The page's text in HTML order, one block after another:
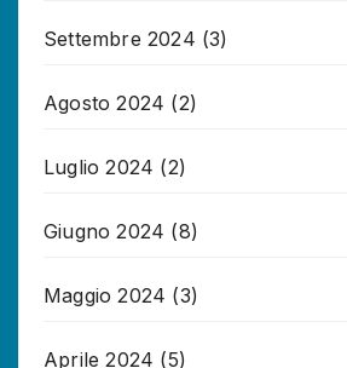
Settembre 2024 (3)
Agosto 2024 (2)
Luglio 2024 (2)
Giugno 2024 (8)
Maggio 2024 (3)
Aprile 2024 (5)